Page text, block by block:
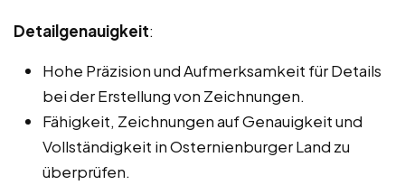
Detailgenauigkeit:
Hohe Präzision und Aufmerksamkeit für Details
bei der Erstellung von Zeichnungen.
Fähigkeit, Zeichnungen auf Genauigkeit und
Vollständigkeit in Osternienburger Land zu
überprüfen.